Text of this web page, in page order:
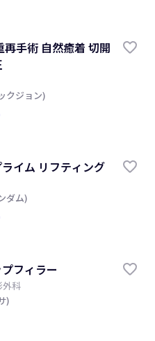
再手術 自然癒着 切開
クジョン)
イム リフティング
ダム)
フィラー
外科
)